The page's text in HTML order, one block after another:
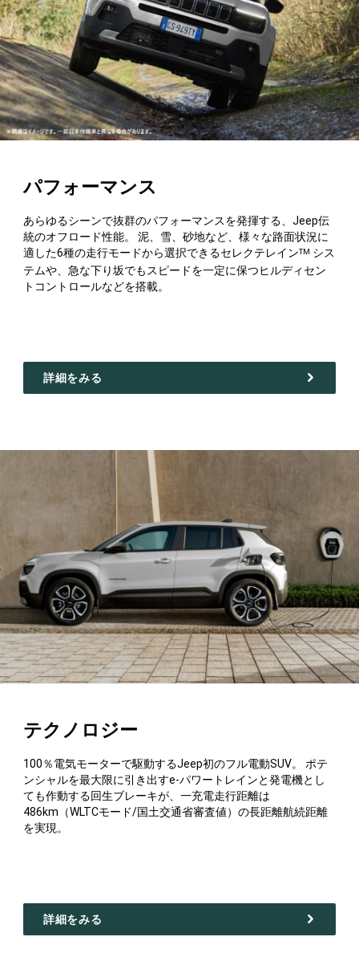
パフォーマンス
あらゆるシーンで抜群のパフォーマンスを発揮する、Jeep伝
統のオフロード性能。 泥、雪、砂地など、様々な路面状況に
適した6種の走行モードから選択できるセレクテレインTM シス
テムや、急な下り坂でもスピードを一定に保つヒルディセン
トコントロールなどを搭載。
詳細をみる
テクノロジー
100％電気モーターで駆動するJeep初のフル電動SUV。 ポテ
ンシャルを最大限に引き出すe-パワートレインと発電機とし
ても作動する回生ブレーキが、一充電走行距離は
486km（WLTCモード/国土交通省審査値）の長距離航続距離
を実現。
詳細をみる